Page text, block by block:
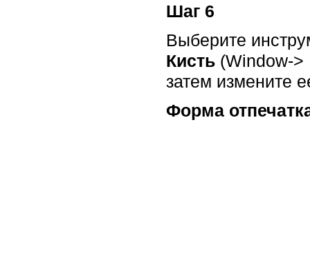
Шаг 6
Выберите
Кисть (Window->
затем измените
Форма